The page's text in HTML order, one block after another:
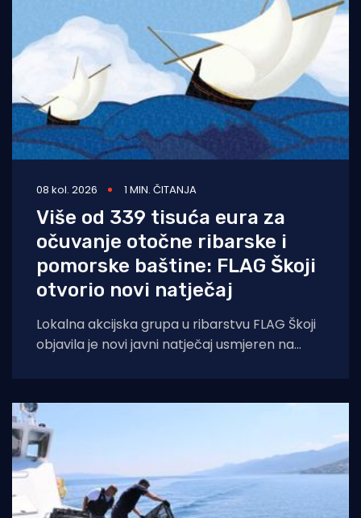
08 kol. 2026 1 MIN. ČITANJA
Više od 339 tisuća eura za
očuvanje otočne ribarske i
pomorske baštine: FLAG Škoji
otvorio novi natječaj
Lokalna akcijska grupa u ribarstvu FLAG Škoji
objavila je novi javni natječaj usmjeren na